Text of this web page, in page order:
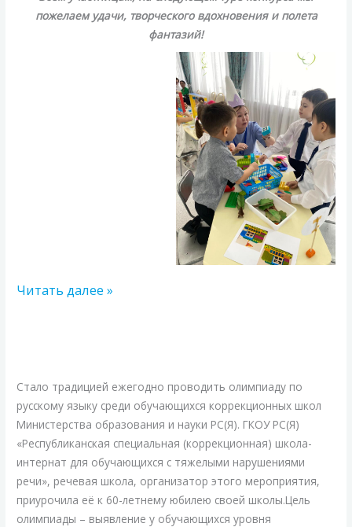
пожелаем удачи, творческого вдохновения и полета
фантазий!
Читать далее »
Стало традицией ежегодно проводить олимпиаду по
русскому языку среди обучающихся коррекционных школ
Министерства образования и науки РС(Я). ГКОУ РС(Я)
«Республиканская специальная (коррекционная) школа-
интернат для обучающихся с тяжелыми нарушениями
речи», речевая школа, организатор этого мероприятия,
приурочила её к 60-летнему юбилею своей школы.Цель
олимпиады – выявление у обучающихся уровня
для
коррекционных
школ